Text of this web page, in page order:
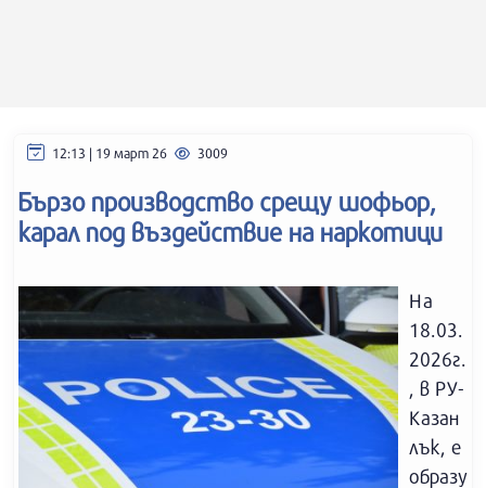
12:13 | 19 март 26 3009
Бързо производство срещу шофьор,
карал под въздействие на наркотици
На
18.03.
2026г.
, в РУ-
Казан
лък, е
образу